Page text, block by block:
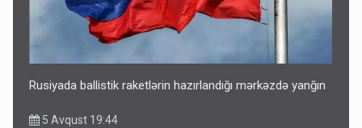
Rusiyada ballistik raketlərin hazırlandığı mərkəzdə yanğın
5 Avqust 19:44